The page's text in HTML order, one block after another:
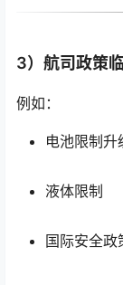
3）航司政策
例如：
电池限制升
液体限制
国际安全政